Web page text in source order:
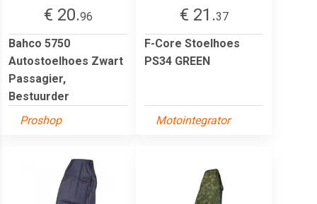
€ 20.96
Bahco 5750
Autostoelhoes Zwart
Passagier,
Bestuurder
Proshop
€ 21.37
F-Core Stoelhoes
PS34 GREEN
Motointegrator